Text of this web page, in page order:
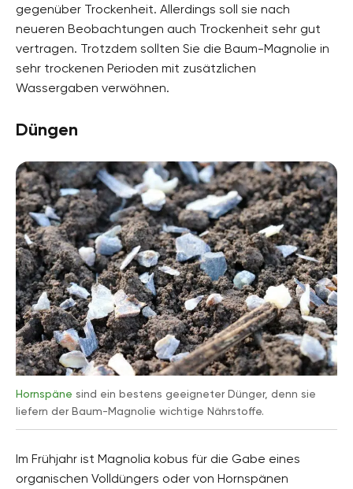
gegenüber Trockenheit. Allerdings soll sie nach
neueren Beobachtungen auch Trockenheit sehr gut
vertragen. Trotzdem sollten Sie die Baum-Magnolie in
sehr trockenen Perioden mit zusätzlichen
Wassergaben verwöhnen.
Düngen
Hornspäne sind ein bestens geeigneter Dünger, denn sie
liefern der Baum-Magnolie wichtige Nährstoffe.
Im Frühjahr ist Magnolia kobus für die Gabe eines
organischen Volldüngers oder von Hornspänen